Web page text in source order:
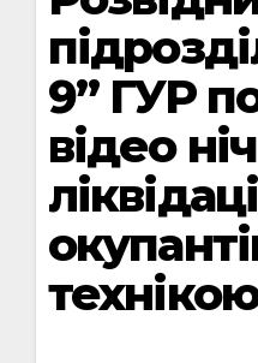
9” ГУР
відео
технікою